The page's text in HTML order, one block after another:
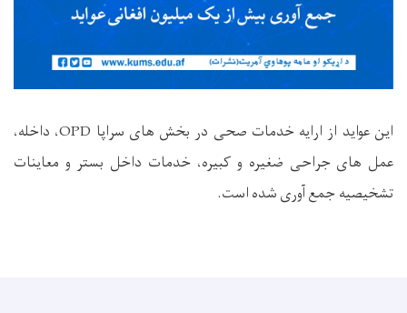
این عواید از ارایه خدمات صحی در بخش های سراپا OPD، داخله،
عمل های جراحی ضغیره و کبیره، خدمات داخل بستر و معاینات
تشخیصیه جمع آوری شده است.